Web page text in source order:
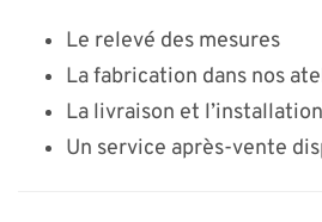
Le relevé des mesures
La fabrication dans nos
La livraison et
Un service après-vente